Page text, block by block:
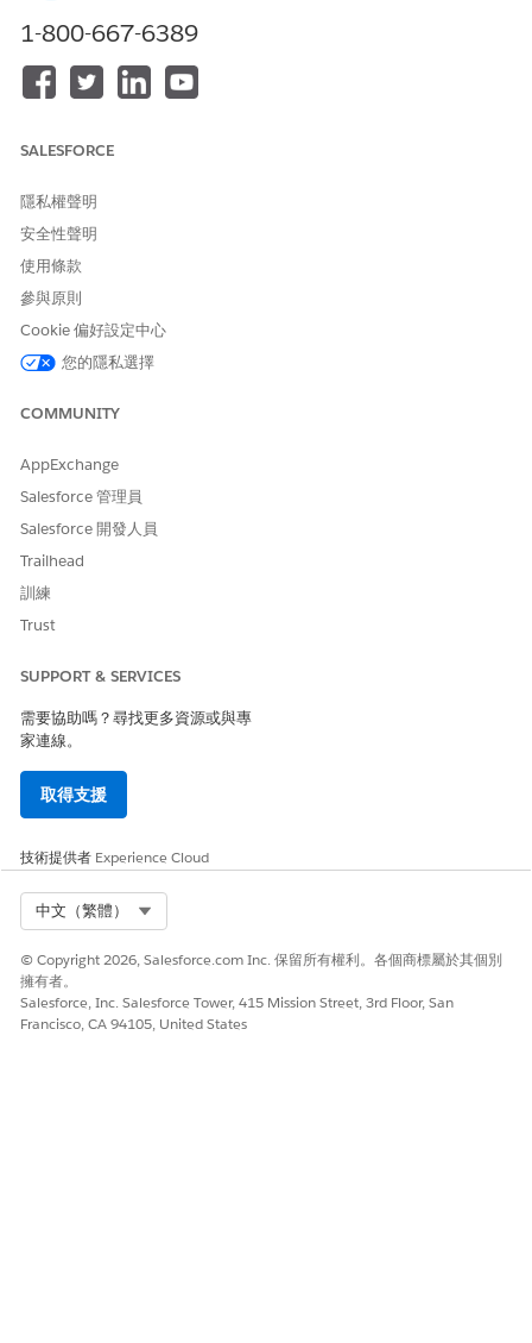
1-800-667-6389
SALESFORCE
隱私權聲明
安全性聲明
使用條款
參與原則
Cookie 偏好設定中心
您的隱私選擇
COMMUNITY
AppExchange
Salesforce 管理員
Salesforce 開發人員
Trailhead
訓練
Trust
SUPPORT & SERVICES
需要協助嗎？尋找更多資源或與專
家連線。
取得支援
技術提供者 Experience Cloud
中文（繁體）
© Copyright 2026, Salesforce.com Inc. 保留所有權利。各個商標屬於其個別
擁有者。
Salesforce, Inc. Salesforce Tower, 415 Mission Street, 3rd Floor, San
Francisco, CA 94105, United States